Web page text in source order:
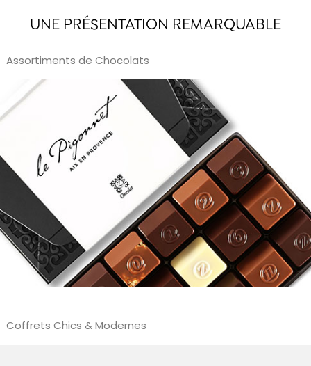
UNE PRÉSENTATION REMARQUABLE
Assortiments de Chocolats
Coffrets Chics & Modernes